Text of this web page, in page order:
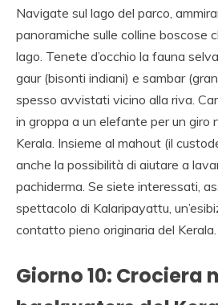
Navigate sul lago del parco,
panoramiche sulle colline boscose
lago. Tenete d’occhio la fauna
gaur (bisonti indiani) e sambar
spesso avvistati vicino alla riva.
in groppa a un elefante per un giro
Kerala. Insieme al mahout (il
anche la possibilità di aiutare a
pachiderma. Se siete interessati,
spettacolo di Kalaripayattu,
contatto pieno originaria del Kerala.
Giorno 10: Crociera